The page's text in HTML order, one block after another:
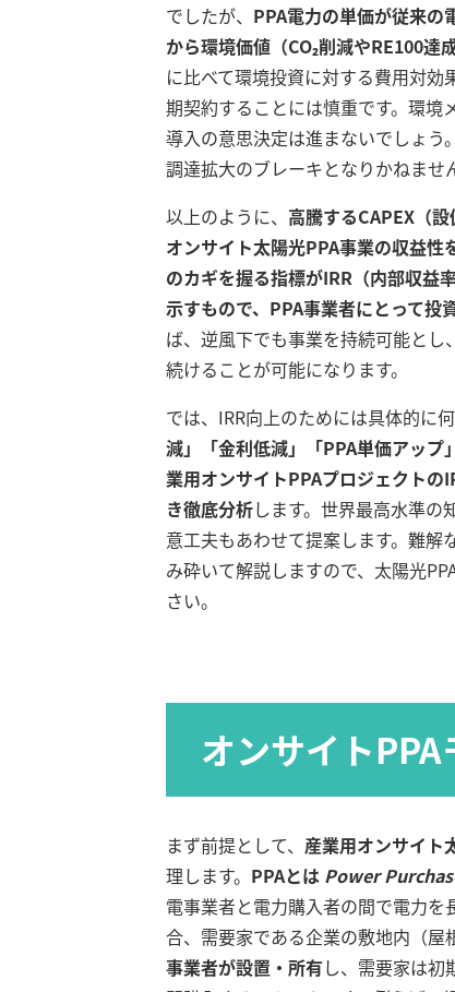
でしたが、 PPA電力の単価が従来の
から環境価値（CO₂削減やRE100達
に比べて環境投資に対する費用対
期契約することには慎重です。環境
導入の意思決定は進まないでしょう。
調達拡大のブレーキとなりかねませ
以上のように、 高騰するCAPEX（
オンサイト太陽光PPA事業の収益性
のカギを握る指標がIRR（内部収益
示すもので、PPA事業者にとって投
ば、逆風下でも事業を持続可能と
続けることが可能になります。
では、IRR向上のためには具体的に
減」「金利低減」「PPA単価アッ
業用オンサイトPPAプロジェクト
き徹底分析します。世界最高水準
意工夫もあわせて提案します。難
み砕いて解説しますので、太陽光
さい。
オンサイト
まず前提として、 産業用オンサイト
理します。 PPAとは Power
電事業者と電力購入者の間で電力を
合、需要家である企業の敷地内（
事業者が設置・所有し、需要家は初